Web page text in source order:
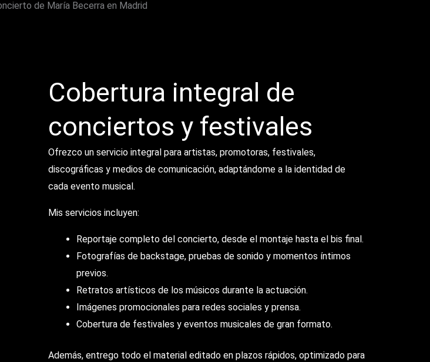
Cobertura integral de
conciertos y festivales
Ofrezco un servicio integral para artistas, promotoras, festivales,
discográficas y medios de comunicación, adaptándome a la identidad de
cada evento musical.
Mis servicios incluyen:
Reportaje completo del concierto, desde el montaje hasta el bis final.
Fotografías de backstage, pruebas de sonido y momentos íntimos
previos.
Retratos artísticos de los músicos durante la actuación.
Imágenes promocionales para redes sociales y prensa.
Cobertura de festivales y eventos musicales de gran formato.
Además, entrego todo el material editado en plazos rápidos, optimizado para